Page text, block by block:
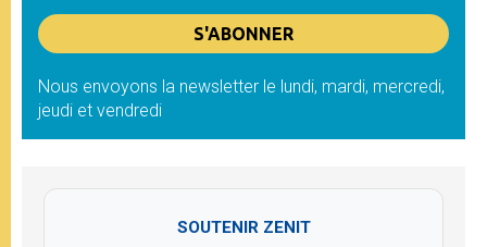
Nous envoyons la newsletter le lundi, mardi, mercredi,
jeudi et vendredi
SOUTENIR ZENIT